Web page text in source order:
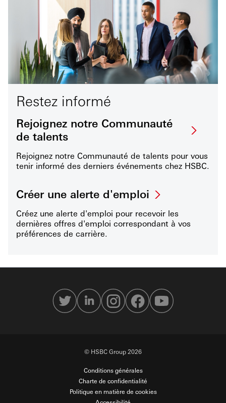
Restez informé
Rejoignez notre Communauté
de talents
Rejoignez notre Communauté de talents pour vous
tenir informé des derniers événements chez HSBC.
Créer une alerte d'emploi
Créez une alerte d'emploi pour recevoir les
dernières offres d'emploi correspondant à vos
préférences de carrière.
© HSBC Group 2026
Conditions générales
Charte de confidentialité
Politique en matière de cookies